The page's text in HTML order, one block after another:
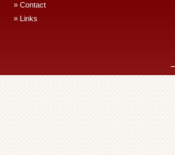
» Contact
» Links